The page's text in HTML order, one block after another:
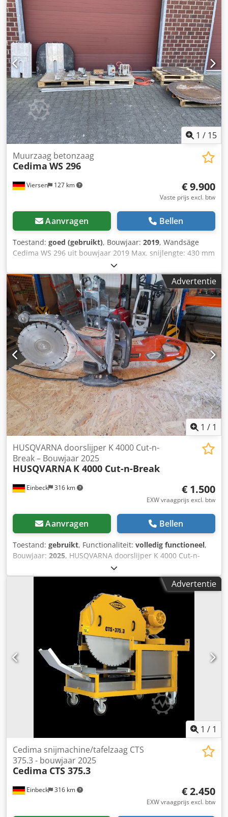
verhuur, regelmatig onderhouden Credpfx Acoy A Hbgsbjf
- Werking: volledig functionerend - Productfoto's volgen —
neem bij interesse gerust contact op voor actuele foto's -
Bezichtiging mogelijk op afspraak in 37574 Einbeck Prijs:
1.325 EUR excl. btw | EXW Einbeck | Levering op aanvraag
1 / 15
Viersen 127 km
Muurzaag betonzaag
Cedima WS 296
€ 9.900
Vaste prijs excl. btw
Aanvragen Bellen
Toestand: goed (gebruikt), Bouwjaar: 2019, Wandsäge
Cedima WS 296 uit bouwjaar 2019 Max. snijlengte: 430 mm
Crjdpfx Ajwic Hljcbef Bladgat: 60 mm Motortype:
Hoogfrequent elektromotor Aandrijfmotor: 11 kW
Voeding/verlaging: elektrisch Geleiderail: 210 cm
Accessoires zoals afgebeeld. De partij zaagbladen is bij de
prijs inbegrepen!!! Er zijn 6 zaagbladen van 80 cm
aanwezig. De overige hebben een diameter van 90 - 120
cm.
Advertentie
1 / 1
Einbeck 316 km
HUSQVARNA doorslijper K 4000 Cut-n-
Break – Bouwjaar 2025
HUSQVARNA K 4000 Cut-n-Break
€ 1.500
EXW vraagprijs excl. btw
Aanvragen Bellen
Toestand: gebruikt, Functionaliteit: volledig functioneel,
Bouwjaar: 2025, HUSQVARNA doorslijper K 4000 Cut-n-
Break — bouwjaar 2025 Gebruikt uit het professionele
verhuurpark van Kurt König Baumaschinen GmbH,
Einbeck. Staat & opmerkingen: - Staat: Gebruikt uit
verhuur, regelmatig onderhouden - Werking: Volledig
functioneel - Productfoto’s volgen — bij interesse kunt u
contact opnemen voor actuele foto’s - Bezichtiging mogelijk
op afspraak in 37574 Einbeck Prijs: 1.600 EUR excl. btw |
EXW Einbeck | Levering op aanvraag Codey A Hapepfx
Acberf
Advertentie
1 / 1
Einbeck 316 km
Cedima snijmachine/tafelzaag CTS
375.3 - bouwjaar 2025
Cedima CTS 375.3
€ 2.450
EXW vraagprijs excl. btw